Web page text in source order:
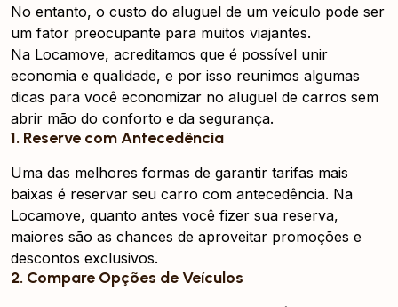
No entanto, o custo do aluguel de um veículo pode ser
um fator preocupante para muitos viajantes.
Na Locamove, acreditamos que é possível unir
economia e qualidade, e por isso reunimos algumas
dicas para você economizar no aluguel de carros sem
abrir mão do conforto e da segurança.
1. Reserve com Antecedência
Uma das melhores formas de garantir tarifas mais
baixas é reservar seu carro com antecedência. Na
Locamove, quanto antes você fizer sua reserva,
maiores são as chances de aproveitar promoções e
descontos exclusivos.
2. Compare Opções de Veículos